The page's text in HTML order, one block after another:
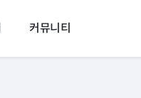
커뮤니티